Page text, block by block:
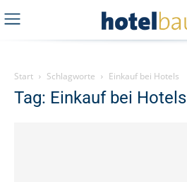
Start Schlagworte Einkauf bei Hotels
Tag: Einkauf bei Hotels